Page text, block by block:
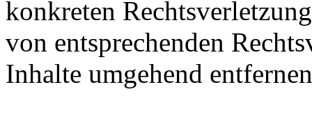
konkreten
von entsprechenden
Inhalte umgehend